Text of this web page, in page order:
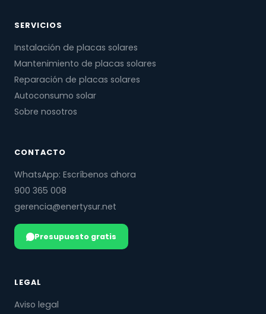
SERVICIOS
Instalación de placas solares
Mantenimiento de placas solares
Reparación de placas solares
Autoconsumo solar
Sobre nosotros
CONTACTO
WhatsApp: Escríbenos ahora
900 365 008
gerencia@enertysur.net
Presupuesto gratis
LEGAL
Aviso legal